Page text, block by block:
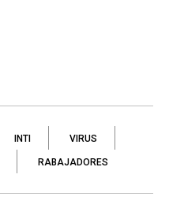
INTI VIRUS
RABAJADORES